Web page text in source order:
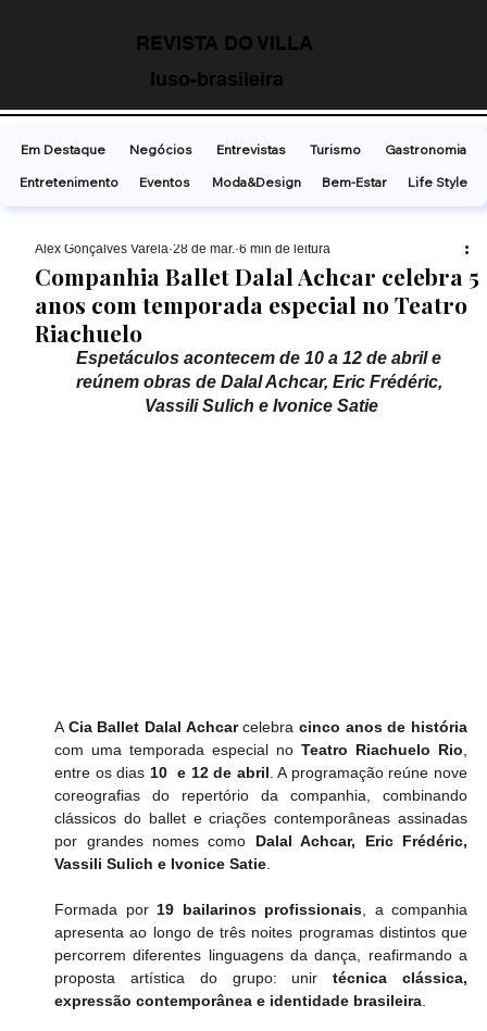
REVISTA DO VILLA
luso-brasileira
Companhia Ballet Dalal Achcar celebra 5
anos com temporada especial no Teatro
Riachuelo
Alex Gonçalves Varela 28 de mar. 6 min de leitura
Espetáculos acontecem de 10 a 12 de abril e
reúnem obras de Dalal Achcar, Eric Frédéric,
Vassili Sulich e Ivonice Satie
A Cia Ballet Dalal Achcar celebra
com uma temporada especial no Teatro Riachuelo Rio,
entre os dias 10  e 12 de abril. A programação reúne nove
coreografias do repertório da companhia, combinando
clássicos do ballet e criações contemporâneas assinadas
por grandes nomes como Dalal Achcar, Eric Frédéric,
Vassili Sulich e Ivonice Satie.
Formada por 19 bailarinos profissionais, a companhia
apresenta ao longo de três noites programas distintos que
percorrem diferentes linguagens da dança, reafirmando a
proposta artística do grupo: unir técnica clássica,
expressão contemporânea e identidade brasileira.
Em Destaque Negócios Entrevistas Turismo
Gastronomia
Entretenimento
Eventos Moda&Design Bem-Estar Life Style